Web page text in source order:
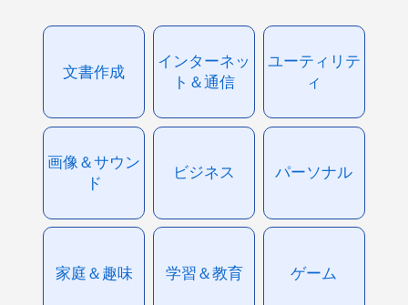
文書作成
インターネッ
ト＆通信
ユーティリテ
ィ
画像＆サウン
ド
ビジネス パーソナル
家庭＆趣味 学習＆教育 ゲーム